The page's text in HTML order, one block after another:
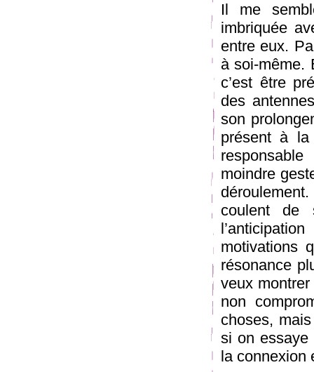
Il me
imbriquée
entre eux.
à soi-même.
c’est être
des
son
présent à la
moindre
coulent de
motivations
résonance
veux
non
choses,
si on essaye
la connexion